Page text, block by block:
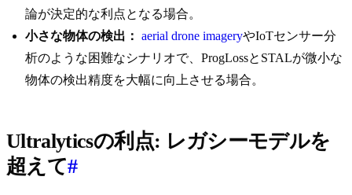
論が決定的な利点となる場合。
小さな物体の検出： aerial drone imageryやIoTセンサー分
析のような困難なシナリオで、ProgLossとSTALが微小な
物体の検出精度を大幅に向上させる場合。
Ultralyticsの利点: レガシーモデルを
超えて#